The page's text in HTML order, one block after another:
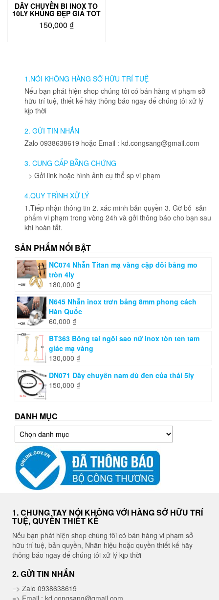
DÂY CHUYỀN BI INOX TO
10LY KHỦNG ĐẸP GIÁ TỐT
150,000 ₫
1.NÓI KHÔNG HÀNG SỠ HỮU TRÍ TUỆ
Nếu bạn phát hiện shop chúng tôi có bán hàng vi phạm sở
hữu trí tuệ, thiết kế hãy thông báo ngay để chúng tôi xử lý
kịp thời
2. GỬI TIN NHẮN
Zalo 0938638619 hoặc Email : kd.congsang@gmail.com
3. CUNG CẤP BẰNG CHỨNG
=> Gởi link hoặc hình ảnh cụ thể sp vi phạm
4.QUY TRÌNH XỬ LÝ
1.Tiếp nhận thông tin 2. xác minh bản quyền 3. Gỡ bỏ sản
phẩm vi phạm trong vòng 24h và gởi thông báo cho bạn sau
khi hoàn tất.
SẢN PHẨM NỔI BẬT
NC074 Nhẫn Titan mạ vàng cặp đôi bảng mo
tròn 4ly
180,000 ₫
N645 Nhẫn inox trơn bảng 8mm phong cách
Hàn Quốc
60,000 ₫
BT363 Bông tai ngôi sao nữ inox tòn ten tam
giác mạ vàng
130,000 ₫
DN071 Dây chuyền nam dù đen của thái 5ly
150,000 ₫
DANH MỤC
Danh
mục
1. CHUNG TAY NÓI KHÔNG VỚI HÀNG SỞ HỮU TRÍ
TUỆ, QUYỀN THIẾT KẾ
Nếu bạn phát hiện shop chúng tôi có bán hàng vi phạm sở
hữu trí tuệ, bản quyền, Nhãn hiệu hoặc quyền thiết kế hãy
thông báo ngay để chúng tôi xử lý kịp thời
2. GỬI TIN NHẮN
=> Zalo 0938638619
=> Email : kd.congsang@gmail.com